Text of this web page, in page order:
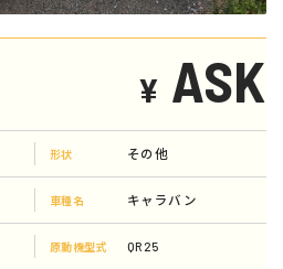
¥ ASK
形状 その他
車種名 キャラバン
原動機型式 QR25